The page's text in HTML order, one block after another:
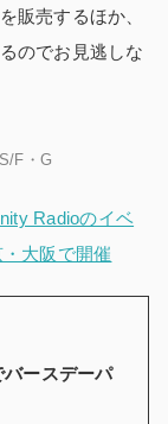
販売するほか、
のでお見逃しな
F・G
Radioのイベ
大阪で開催
ースデーパ